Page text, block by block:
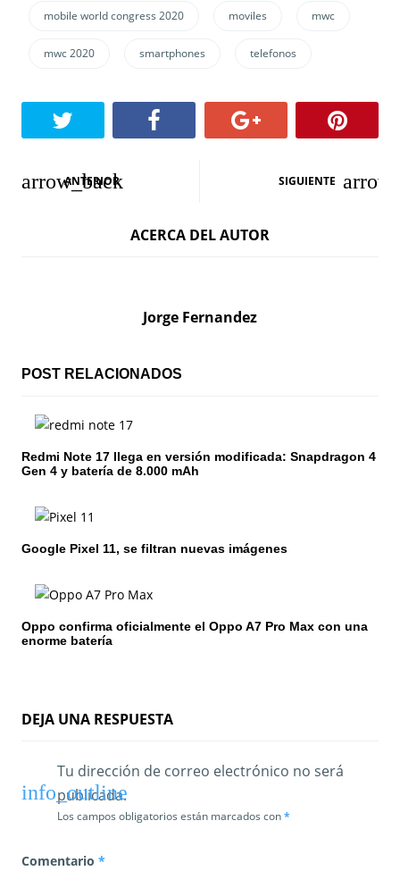
mobile world congress 2020 moviles mwc
mwc 2020 smartphones telefonos
N
c
ó
n
d
e
e
n
t
a
a
ANTERIOR SIGUIENTE
ACERCA DEL AUTOR
Jorge Fernandez
POST RELACIONADOS
Redmi Note 17 llega en versión modificada: Snapdragon 4
Gen 4 y batería de 8.000 mAh
Google Pixel 11, se filtran nuevas imágenes
Oppo confirma oficialmente el Oppo A7 Pro Max con una
enorme batería
DEJA UNA RESPUESTA
Tu dirección de correo electrónico no será
publicada.
Los campos obligatorios están marcados con*
Comentario *